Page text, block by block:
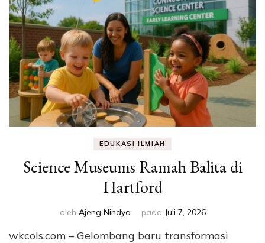
EDUKASI ILMIAH
Science Museums Ramah Balita di
Hartford
oleh Ajeng Nindya pada Juli 7, 2026
wkcols.com – Gelombang baru transformasi